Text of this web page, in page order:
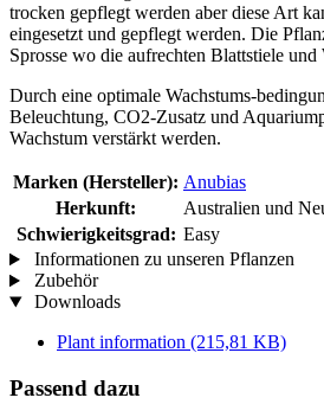
trocken gepflegt werden aber diese Art
eingesetzt und gepflegt werden. Die
Sprosse wo die aufrechten Blattstiele und
Durch eine optimale Wachstums-
Beleuchtung, CO2-Zusatz und
Wachstum verstärkt werden.
Marken (Hersteller): Anubias
Herkunft:
Australien und
Schwierigkeitsgrad: Easy
Informationen zu unseren Pflanzen
Zubehör
Downloads
Plant information (215,81 KB)
Passend dazu